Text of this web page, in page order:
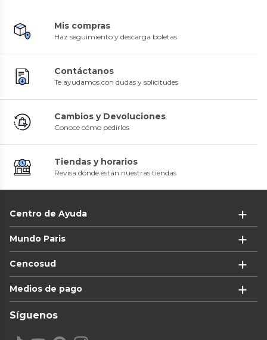
Mis compras
Haz seguimiento y descarga boletas
Contáctanos
Te ayudamos con dudas y solicitudes
Cambios y Devoluciones
Conoce cómo pedirlos
Tiendas y horarios
Revisa dónde están nuestras tiendas
Centro de Ayuda
Mundo Paris
Cencosud
Medios de pago
Síguenos